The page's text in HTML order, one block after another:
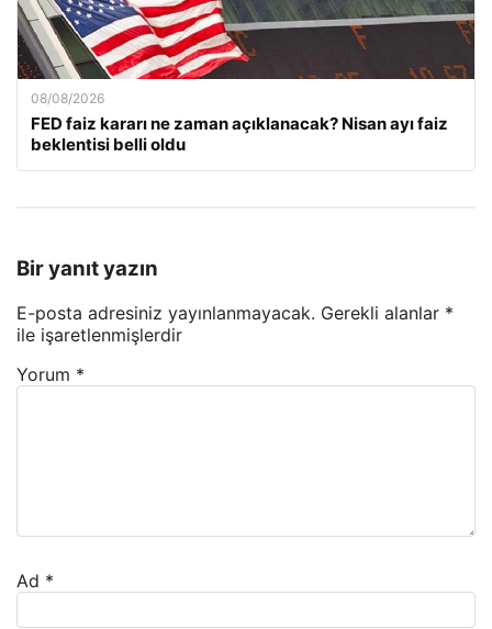
08/08/2026
FED faiz kararı ne zaman açıklanacak? Nisan ayı faiz
beklentisi belli oldu
Bir yanıt yazın
E-posta adresiniz yayınlanmayacak. Gerekli alanlar *
ile işaretlenmişlerdir
Yorum *
Ad *